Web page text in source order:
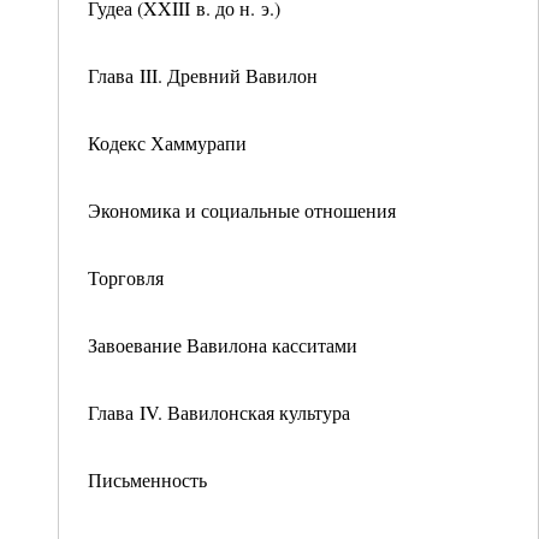
Гудеа (XXIII в. до н. э.)
Глава III. Древний Вавилон
Кодекс Хаммурапи
Экономика и социальные отношения
Торговля
Завоевание Вавилона касситами
Глава IV. Вавилонская культура
Письменность